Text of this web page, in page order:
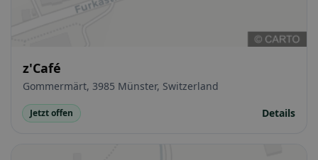
z'Café
Gommermärt, 3985 Münster, Switzerland
Jetzt offen Details